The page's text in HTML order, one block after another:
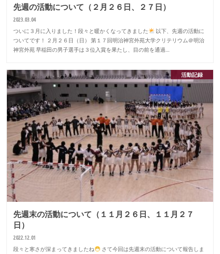
先週の活動について（２月２６日、２７日）
2023.03.04
ついに３月に入りました！段々と暖かくなってきました
以下、先週の活動に
ついてです！ ２月２６日（日） 第１７回明治神宮外苑大学クリテリウム＠明治
神宮外苑 早稲田の男子選手は３位入賞を果たし、目の前を通過…
活動記録
先週末の活動について（１１月２６日、１１月２７
日）
2022.12.01
段々と寒さが深まってきましたね
さて今回は先週末の活動について報告しま